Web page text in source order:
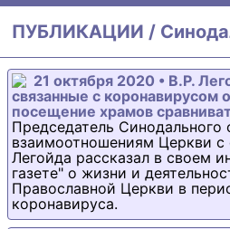
ПУБЛИКАЦИИ /
21 октября 2020 • В.Р.
связанные с коронавирусом
посещение храмов
Председатель Синодального
взаимоотношениям Церкви
Легойда рассказал в своем
газете" о жизни и
Православной Церкви в
коронавируса.